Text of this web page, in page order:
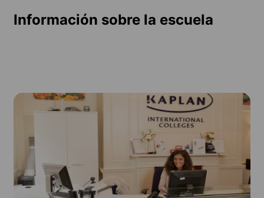
Información sobre la escuela